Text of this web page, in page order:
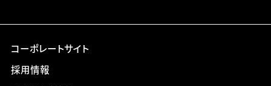
コーポレートサイト
採用情報